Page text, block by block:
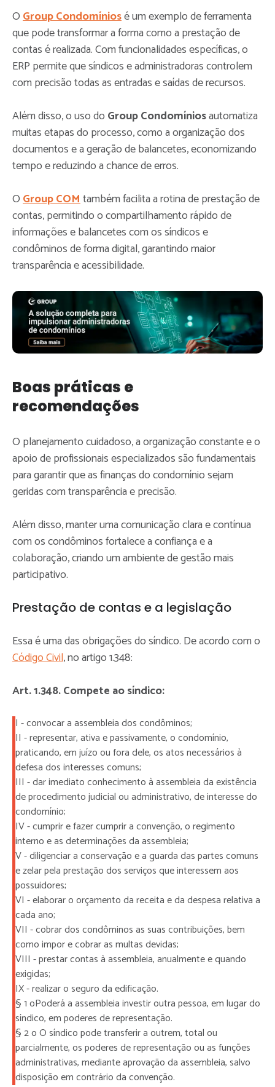
OGroup Condomíniosé um exemplo de ferramenta
que pode transformar a forma como a prestação de
contas é realizada. Com funcionalidades específicas, o
ERP permite que síndicos e administradoras controlem
com precisão todas as entradas e saídas de recursos.
Além disso, o uso do Group Condomíniosautomatiza
muitas etapas do processo, como a organização dos
documentos e a geração de balancetes, economizando
tempo e reduzindo a chance de erros.
OGroup COMtambém facilita a rotina de prestação de
contas, permitindo o compartilhamento rápido de
informações e balancetes com os síndicos e
condôminos de forma digital, garantindo maior
transparência e acessibilidade.
Boas práticas e
recomendações
O planejamento cuidadoso, a organização constante e o
apoio de profissionais especializados são fundamentais
para garantir que as finanças do condomínio sejam
geridas com transparência e precisão.
Além disso, manter uma comunicação clara e contínua
com os condôminos fortalece a confiança e a
colaboração, criando um ambiente de gestão mais
participativo.
Prestação de contas e a legislação
Essa é uma das obrigações do síndico. De acordo com o
Código Civil, no artigo 1.348:
Art. 1.348. Compete ao síndico:
I - convocar a assembleia dos condôminos;
II - representar, ativa e passivamente, o condomínio,
praticando, em juízo ou fora dele, os atos necessários à
defesa dos interesses comuns;
III - dar imediato conhecimento à assembleia da existência
de procedimento judicial ou administrativo, de interesse do
condomínio;
IV - cumprir e fazer cumprir a convenção, o regimento
interno e as determinações da assembleia;
V - diligenciar a conservação e a guarda das partes comuns
e zelar pela prestação dos serviços que interessem aos
possuidores;
VI - elaborar o orçamento da receita e da despesa relativa a
cada ano;
VII - cobrar dos condôminos as suas contribuições, bem
como impor e cobrar as multas devidas;
VIII - prestar contas à assembleia, anualmente e quando
exigidas;
IX - realizar o seguro da edificação.
§ 1 oPoderá a assembleia investir outra pessoa, em lugar do
síndico, em poderes de representação.
§ 2 o O síndico pode transferir a outrem, total ou
parcialmente, os poderes de representação ou as funções
administrativas, mediante aprovação da assembleia, salvo
disposição em contrário da convenção.